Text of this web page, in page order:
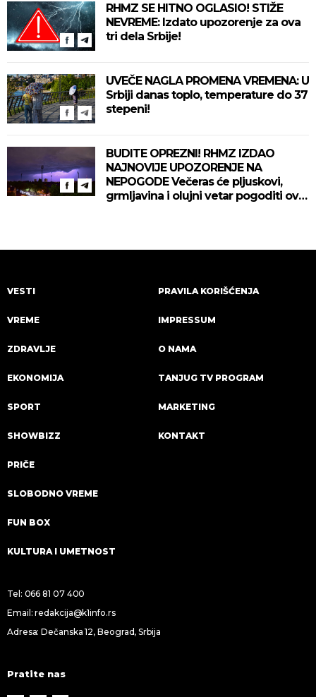
RHMZ SE HITNO OGLASIO! STIŽE
NEVREME: Izdato upozorenje za ova
tri dela Srbije!
UVEČE NAGLA PROMENA VREMENA: U
Srbiji danas toplo, temperature do 37
stepeni!
BUDITE OPREZNI! RHMZ IZDAO
NAJNOVIJE UPOZORENJE NA
NEPOGODE Večeras će pljuskovi,
grmljavina i olujni vetar pogoditi ove
VESTI
VREME
ZDRAVLJE
EKONOMIJA
SPORT
SHOWBIZZ
PRIČE
SLOBODNO VREME
FUN BOX
KULTURA I UMETNOST
PRAVILA KORIŠĆENJA
IMPRESSUM
O NAMA
TANJUG TV PROGRAM
MARKETING
KONTAKT
Tel: 066 81 07 400
Email:redakcija@k1info.rs
Adresa: Dečanska 12, Beograd, Srbija
Pratite nas